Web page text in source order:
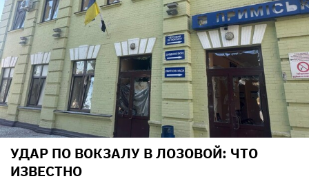
УДАР ПО ВОКЗАЛУ В ЛОЗОВОЙ: ЧТО
ИЗВЕСТНО